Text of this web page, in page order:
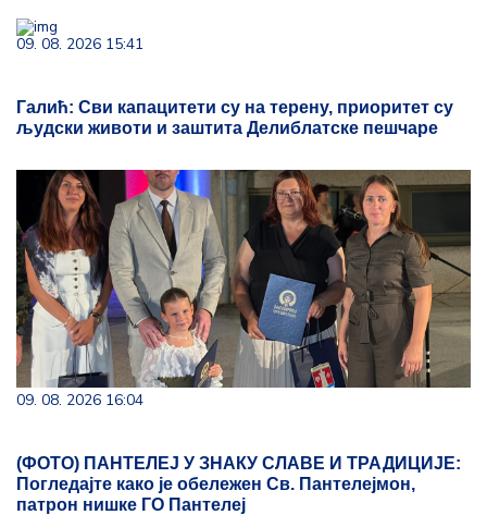
09. 08. 2026 15:41
Галић: Сви капацитети су на терену, приоритет су
људски животи и заштита Делиблатске пешчаре
09. 08. 2026 16:04
(ФОТО) ПАНТЕЛЕЈ У ЗНАКУ СЛАВЕ И ТРАДИЦИЈЕ:
Погледајте како је обележен Св. Пантелејмон,
патрон нишке ГО Пантелеј